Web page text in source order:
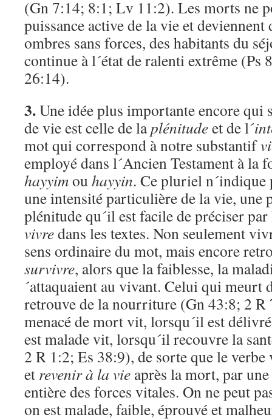
(Gn 7:14; 8:1; Lv 11:2). Les morts ne
puissance active de la vie et deviennent
ombres sans forces, des habitants du
continue à l´état de ralenti extrême (Ps
26:14).
3.Une idée plus importante encore qui
de vie est celle de laplénitudeet de l´
mot qui correspond à notre substantif
employé dans l´Ancien Testament à la
hayyimou hayyin. Ce pluriel n´indique
une intensité particulière de la vie, une
plénitude qu´il est facile de préciser
vivredans les textes. Non seulement
sens ordinaire du mot, mais encore
survivre, alors que la faiblesse, la
´attaquaient au vivant. Celui qui meurt
retrouve de la nourriture (Gn 43:8; 2 R
menacé de mort vit, lorsqu´il est
est malade vit, lorsqu´il recouvre la
2 R 1:2; Es 38:9), de sorte que le
et revenir à la vie après la mort, par
entière des forces vitales. On ne peut
on est malade, faible, éprouvé et